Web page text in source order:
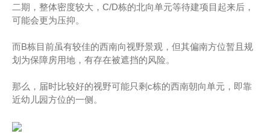
二期，整体密度较大，C/D栋的北向单元等待建项目起来后，
可能会更为压抑。
而B栋目前虽有较佳的西南向视野景观，但其偏南方位暂且规
划为保障房用地，有存在被遮挡的风险。
那么，届时比较好的视野可能只剩c栋的西南朝向单元，即靠
近幼儿园方位的一侧。